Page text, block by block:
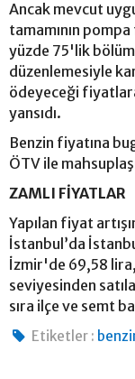
Ancak mevcut
tamamının
yüzde 75'lik
düzenlemesiyle
ödeyeceği
yansıdı.
Benzin fiyatına
ÖTV ile
ZAMLI FİYATLAR
Yapılan fiyat
İstanbul’da
İzmir'de 69,58
seviyesinden
sıra ilçe ve semt
Etiketler :